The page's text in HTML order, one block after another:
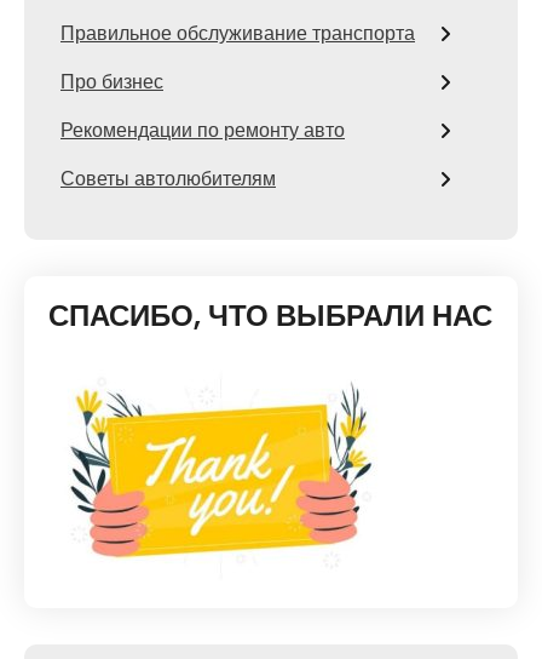
Правильное обслуживание транспорта
Про бизнес
Рекомендации по ремонту авто
Советы автолюбителям
СПАСИБО, ЧТО ВЫБРАЛИ НАС